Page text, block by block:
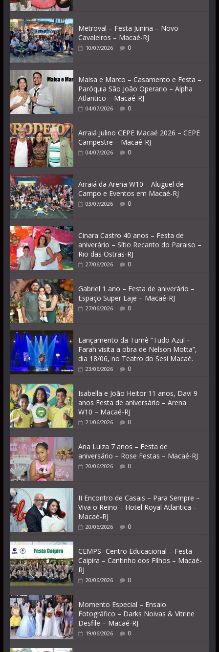
Metroval – Festa Junina – Novo
Cavaleiros – Macaé-RJ
10/07/2026 0
Maisa e Marco – Casamento e Festa –
Paróquia São João Operario – Alpha
Atlantico – Macaé-RJ
04/07/2026 0
Arraiá Julino CEPE Macaé 2026 – CEPE
Campestre – Macaé-RJ
04/07/2026 0
Arraiá da Arena W10 – Aluguel de
Campo e Eventos em Macaé-RJ
03/07/2026 0
Cinara Castro 40 anos – Festa de
aniverário – Sítio Recanto do Paraiso –
Rio das Ostras-RJ
27/06/2026 0
Gabriel 1 ano – Festa de aniverário –
Espaço Super Laje – Macaé-RJ
27/06/2026 0
Lançamento da Turnê “Tudo Azul –
Farah visita a obra de Nelson Motta”,
dia 18/06, no Teatro do Sesi Macaé.
23/06/2026 0
Isabella e João Heitor 11 anos, Davi 9
anos Festa de aniversário – Arena
W10 – Macaé-RJ
21/06/2026 0
Ana Luiza 7 anos – Festa de
aniversário – Rose Festas – Macaé-RJ
20/06/2026 0
II Encontro de Casais – Para Sempre –
Viva o Reino – Hotel Royal Atlantica –
Macaé-RJ
20/06/2026 0
CEMPS- Centro Educacional – Festa
Caipira – Cantinho dos Filhos – Macaé-
RJ
20/06/2026 0
Momento Especial – Ensaio
Fotográfico – Darks Noivas & Vitrine
Desfile – Macaé-RJ
19/06/2026 0